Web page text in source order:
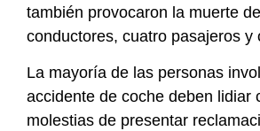
también provocaron la muerte
conductores, cuatro pasajeros y
La mayoría de las personas
accidente de coche deben lidiar
molestias de presentar